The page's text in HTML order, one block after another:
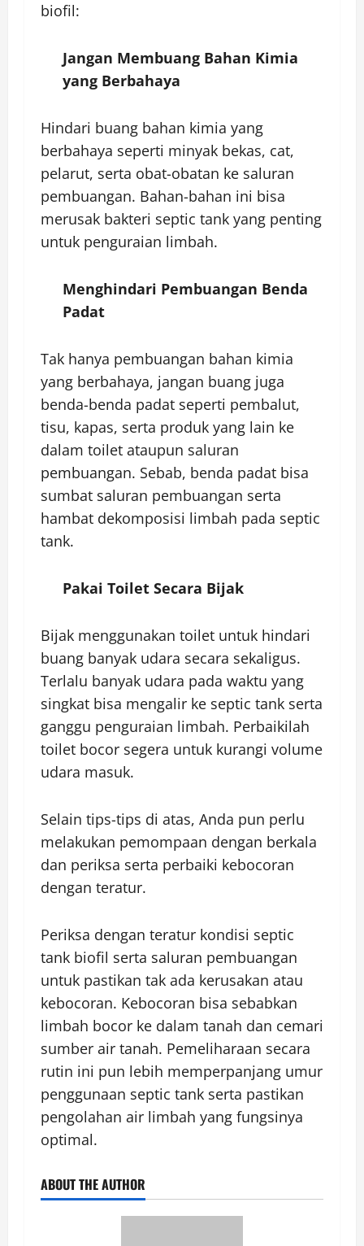
biofil:
Jangan Membuang Bahan Kimia
yang Berbahaya
Hindari buang bahan kimia yang
berbahaya seperti minyak bekas, cat,
pelarut, serta obat-obatan ke saluran
pembuangan. Bahan-bahan ini bisa
merusak bakteri septic tank yang penting
untuk penguraian limbah.
Menghindari Pembuangan Benda
Padat
Tak hanya pembuangan bahan kimia
yang berbahaya, jangan buang juga
benda-benda padat seperti pembalut,
tisu, kapas, serta produk yang lain ke
dalam toilet ataupun saluran
pembuangan. Sebab, benda padat bisa
sumbat saluran pembuangan serta
hambat dekomposisi limbah pada septic
tank.
Pakai Toilet Secara Bijak
Bijak menggunakan toilet untuk hindari
buang banyak udara secara sekaligus.
Terlalu banyak udara pada waktu yang
singkat bisa mengalir ke septic tank serta
ganggu penguraian limbah. Perbaikilah
toilet bocor segera untuk kurangi volume
udara masuk.
Selain tips-tips di atas, Anda pun perlu
melakukan pemompaan dengan berkala
dan periksa serta perbaiki kebocoran
dengan teratur.
Periksa dengan teratur kondisi septic
tank biofil serta saluran pembuangan
untuk pastikan tak ada kerusakan atau
kebocoran. Kebocoran bisa sebabkan
limbah bocor ke dalam tanah dan cemari
sumber air tanah. Pemeliharaan secara
rutin ini pun lebih memperpanjang umur
penggunaan septic tank serta pastikan
pengolahan air limbah yang fungsinya
optimal.
ABOUT THE AUTHOR